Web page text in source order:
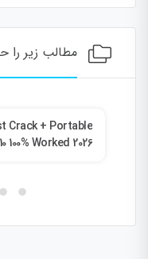
مطالب زیر را
Crack + Portable
100% Worked 2026